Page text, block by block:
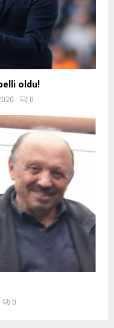
oldu!
0
0